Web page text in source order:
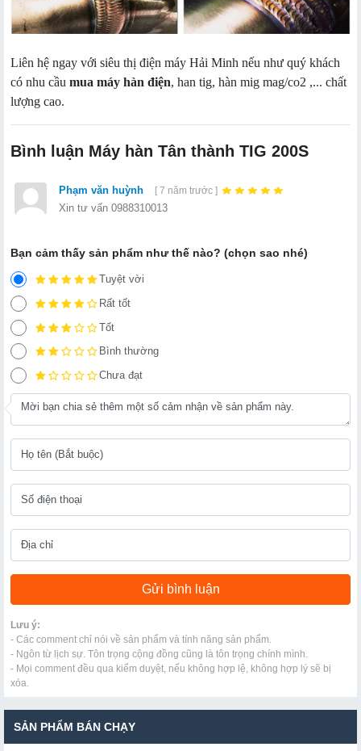
Liên hệ ngay với siêu thị điện máy Hải Minh nếu như quý khách
có nhu cầu mua máy hàn điện, han tig, hàn mig mag/co2 ,... chất
lượng cao.
Bình luận Máy hàn Tân thành TIG 200S
Phạm văn huỳnh [ 7 năm trước ]
Xin tư vấn 0988310013
Bạn cảm thấy sản phẩm như thế nào? (chọn sao nhé)
Tuyệt vời
Rất tốt
Tốt
Bình thường
Chưa đạt
Lưu ý:
- Các comment chỉ nói về sản phẩm và tính năng sản phẩm.
- Ngôn từ lịch sự. Tôn trọng cộng đồng cũng là tôn trọng chính mình.
- Mọi comment đều qua kiểm duyệt, nếu không hợp lệ, không hợp lý sẽ bị
xóa.
SẢN PHẨM BÁN CHẠY